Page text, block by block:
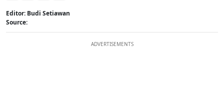
Editor: Budi Setiawan
Source:
ADVERTISEMENTS